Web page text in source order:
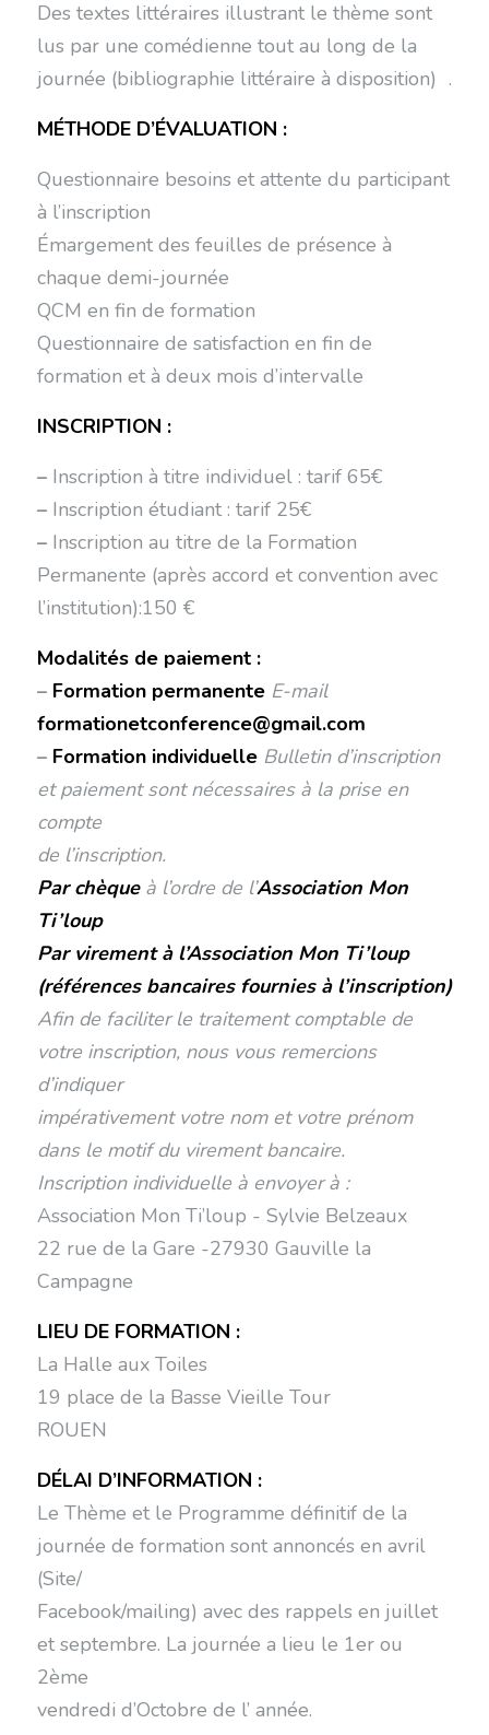
Des textes littéraires illustrant le thème sont
lus par une comédienne tout au long de la
journée (bibliographie littéraire à disposition) .
MÉTHODE D’ÉVALUATION :
Questionnaire besoins et attente du participant
à l’inscription
Émargement des feuilles de présence à
chaque demi-journée
QCM en fin de formation
Questionnaire de satisfaction en fin de
formation et à deux mois d’intervalle
INSCRIPTION :
–Inscription à titre individuel : tarif 65€
–Inscription étudiant : tarif 25€
–Inscription au titre de la Formation
Permanente (après accord et convention avec
l’institution):150 €
Modalités de paiement :
– Formation permanente E-mail
formationetconference@gmail.com
– Formation individuelle Bulletin d’inscription
et paiement sont nécessaires à la prise en
compte
de l’inscription.
Par chèqueà l’ordre de l’Association Mon
Ti’loup
Par virement à l’Association Mon Ti’loup
(références bancaires fournies à l’inscription)
Afin de faciliter le traitement comptable de
votre inscription, nous vous remercions
d’indiquer
impérativement votre nom et votre prénom
dans le motif du virement bancaire.
Inscription individuelle à envoyer à :
Association Mon Ti’loup - Sylvie Belzeaux
22 rue de la Gare -27930 Gauville la
Campagne
LIEU DE FORMATION :
La Halle aux Toiles
19 place de la Basse Vieille Tour
ROUEN
DÉLAI D’INFORMATION :
Le Thème et le Programme définitif de la
journée de formation sont annoncés en avril
(Site/
Facebook/mailing) avec des rappels en juillet
et septembre. La journée a lieu le 1er ou
2ème
vendredi d’Octobre de l’ année.